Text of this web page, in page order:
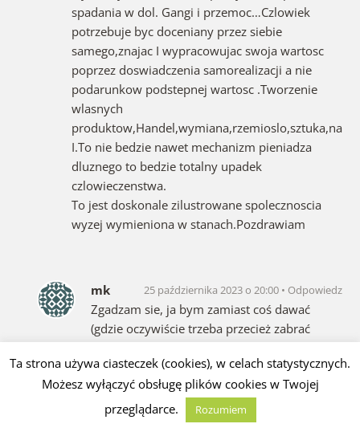
spadania w dol. Gangi i przemoc…Czlowiek
potrzebuje byc doceniany przez siebie
samego,znajac I wypracowujac swoja wartosc
poprzez doswiadczenia samorealizacji a nie
podarunkow podstepnej wartosc .Tworzenie
wlasnych
I.To nie bedzie nawet mechanizm pieniadza
dluznego to bedzie totalny upadek
czlowieczenstwa.
To jest doskonale zilustrowane spolecznoscia
wyzej wymieniona w stanach.Pozdrawiam
mk 25 października 2023 o 20:00 Odpowiedz
Zgadzam sie, ja bym zamiast coś dawać
(gdzie oczywiście trzeba przecież zabrać
przyszłym pokoleniom) ja bym obcinał
koszty, bo te już sa absurdalne. Właśnie
mamy rekordową podwyżkę ZUSu to
dopiero jest katastrofa bo tego ZUSu wogole
Ta strona używa ciasteczek (cookies), w celach statystycznych.
Możesz wyłączyć obsługę plików cookies w Twojej
przeglądarce.
Rozumiem